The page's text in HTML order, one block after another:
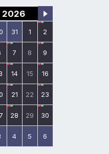
2026
31 1 2
7 8 9
14 15 16
21 22 23
28 29 30
4 5 6